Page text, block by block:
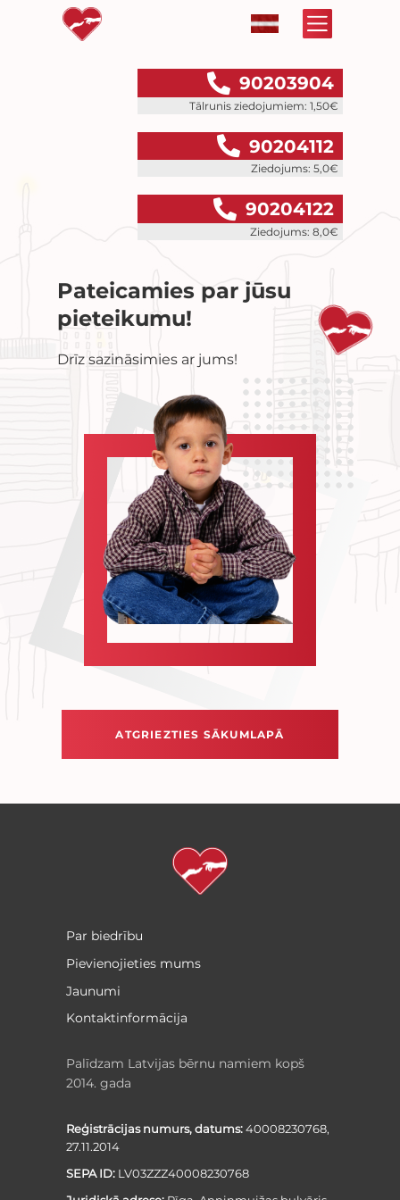
Pateicamies par jūsu
pieteikumu!
ATGRIEZTIES SĀKUMLAPĀ
90203904
Tālrunis ziedojumiem: 1,50€
90204112
Ziedojums: 5,0€
90204122
Ziedojums: 8,0€
Drīz sazināsimies ar jums!
Par biedrību
Pievienojieties mums
Jaunumi
Kontaktinformācija
Palīdzam Latvijas bērnu namiem kopš
2014. gada
Reģistrācijas numurs, datums:40008230768,
27.11.2014
SEPA ID: LV03ZZZ40008230768